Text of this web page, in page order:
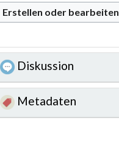
Erstellen oder bearbeiten
Diskussion
Metadaten